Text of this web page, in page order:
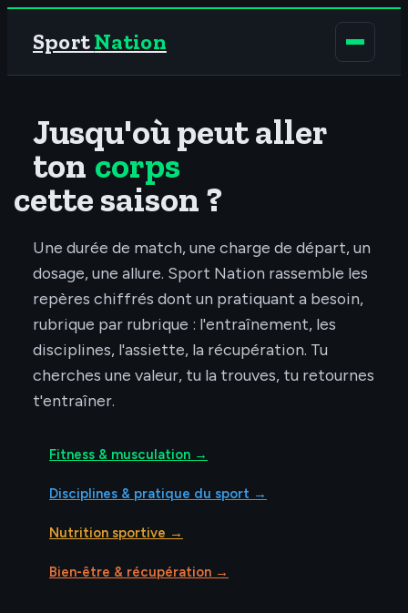
SportNation
Jusqu'où peut aller
ton corps
cette saison ?
Une durée de match, une charge de départ, un
dosage, une allure. Sport Nation rassemble les
repères chiffrés dont un pratiquant a besoin,
rubrique par rubrique : l'entraînement, les
disciplines, l'assiette, la récupération. Tu
cherches une valeur, tu la trouves, tu retournes
t'entraîner.
Fitness & musculation →
Disciplines & pratique du sport →
Nutrition sportive →
Bien-être & récupération →